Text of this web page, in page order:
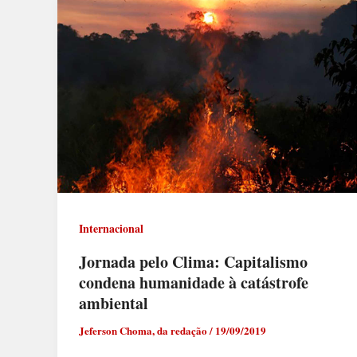
Internacional
Jornada pelo Clima: Capitalismo
condena humanidade à catástrofe
ambiental
Jeferson Choma, da redação/ 19/09/2019